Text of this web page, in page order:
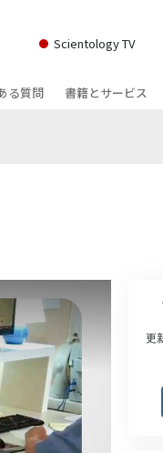
Scientology TV
ライ
ニ
る質問
ントロジーの組織
書籍とサービス
ス 病気やけがのため
高潔さと正直さ
結婚
感情のトーン・ス
薬物に対する解決策
更